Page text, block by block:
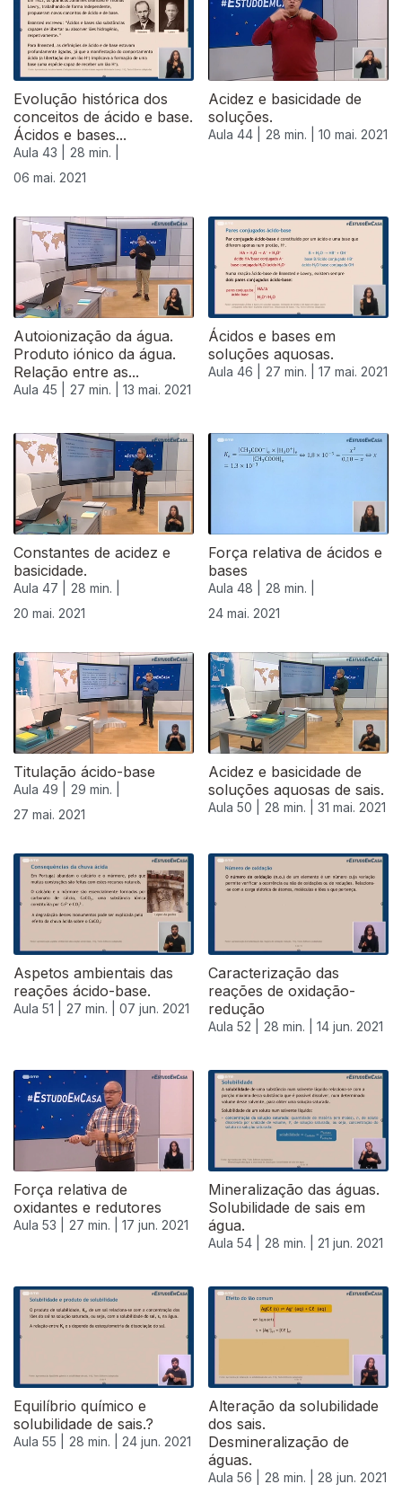
Evolução histórica dos
conceitos de ácido e base.
Ácidos e bases...
Aula 43 |
28 min. |
06 mai. 2021
Acidez e basicidade de
soluções.
Aula 44 | 28 min. | 10 mai. 2021
Autoionização da água.
Produto iónico da água.
Relação entre as...
Aula 45 | 27 min. | 13 mai. 2021
Ácidos e bases em
soluções aquosas.
Aula 46 | 27 min. | 17 mai. 2021
544633
Constantes de acidez e
basicidade.
Aula 47 |
28 min. |
20 mai. 2021
Força relativa de ácidos e
bases
Aula 48 |
28 min. |
24 mai. 2021
Titulação ácido-base
Aula 49 |
29 min. |
27 mai. 2021
Acidez e basicidade de
soluções aquosas de sais.
Aula 50 | 28 min. | 31 mai. 2021
Aspetos ambientais das
reações ácido-base.
Aula 51 | 27 min. | 07 jun. 2021
Caracterização das
reações de oxidação-
redução
Aula 52 | 28 min. | 14 jun. 2021
Força relativa de
oxidantes e redutores
Aula 53 | 27 min. | 17 jun. 2021
Mineralização das águas.
Solubilidade de sais em
água.
Aula 54 | 28 min. | 21 jun. 2021
Equilíbrio químico e
solubilidade de sais.?
Aula 55 | 28 min. | 24 jun. 2021
Alteração da solubilidade
dos sais.
Desmineralização de
águas.
Aula 56 | 28 min. | 28 jun. 2021